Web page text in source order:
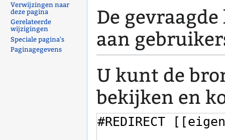
De
aan
U kunt de
bekijken en
Verwijzingen naar
deze pagina
Gerelateerde
wijzigingen
Speciale pagina's
Paginagegevens